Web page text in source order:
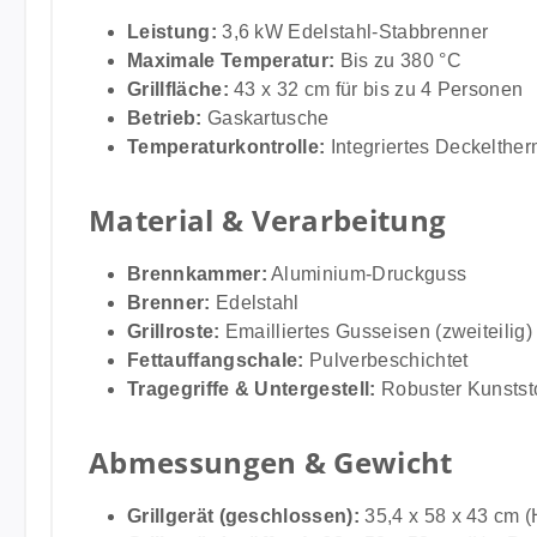
Leistung: 3,6 kW Edelstahl-Stabbrenner
Maximale Temperatur: Bis zu 380 °C
Grillfläche: 43 x 32 cm für bis zu 4 Personen
Betrieb: Gaskartusche
Temperaturkontrolle: Integriertes
Material & Verarbeitung
Brennkammer: Aluminium-Druckguss
Brenner: Edelstahl
Grillroste: Emailliertes Gusseisen (zweiteilig)
Fettauffangschale: Pulverbeschichtet
Tragegriffe & Untergestell: Robuster
Abmessungen & Gewicht
Grillgerät (geschlossen): 35,4 x 58 x 43 cm